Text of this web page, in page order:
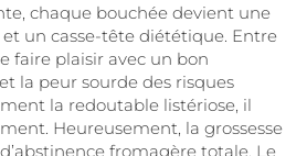
chaque bouchée devient une
un casse-tête diététique. Entre
faire plaisir avec un bon
la peur sourde des risques
la redoutable listériose, il
Heureusement, la grossesse
fromagère totale. Le